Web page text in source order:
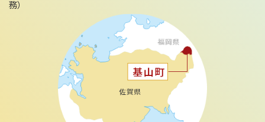
務）